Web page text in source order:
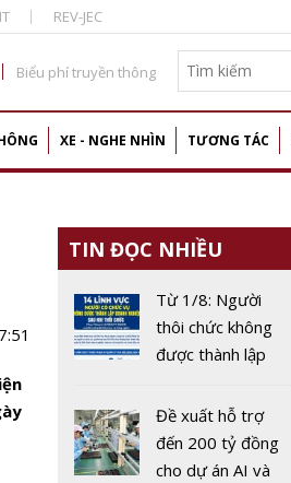
REV-JEC
Biểu phí truyền thông
XE - NGHE NHÌN TƯƠNG TÁC
TIN ĐỌC NHIỀU
Từ 1/8: Người
thôi chức không
được thành lập
trong 14 lĩnh vực
Đề xuất hỗ trợ
đến 200 tỷ đồng
cho dự án AI và